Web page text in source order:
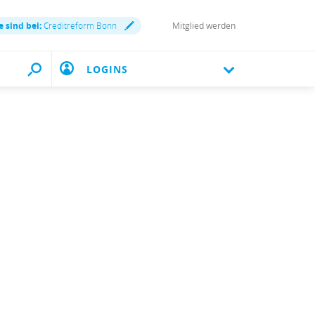
sind bei:Creditreform Bonn Mitglied werden
LOGINS